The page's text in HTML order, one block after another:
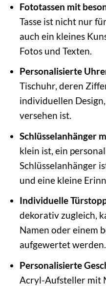
Fototassen mit
Tasse ist nicht nur
auch ein kleines
Fotos und Texten.
Personalisierte
Tischuhr, deren
individuellen
versehen ist.
Schlüsselanhänger
klein ist, ein
Schlüsselanhänger
und eine kleine
Individuelle
dekorativ zugleich,
Namen oder einem
aufgewertet werden.
Personalisierte
Acryl-Aufsteller mit